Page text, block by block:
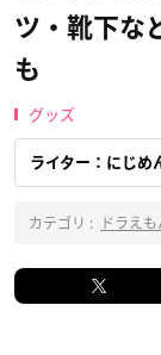
ツ・靴下な
も
グッズ
ライター：にじめ
カテゴリ : ドラえも